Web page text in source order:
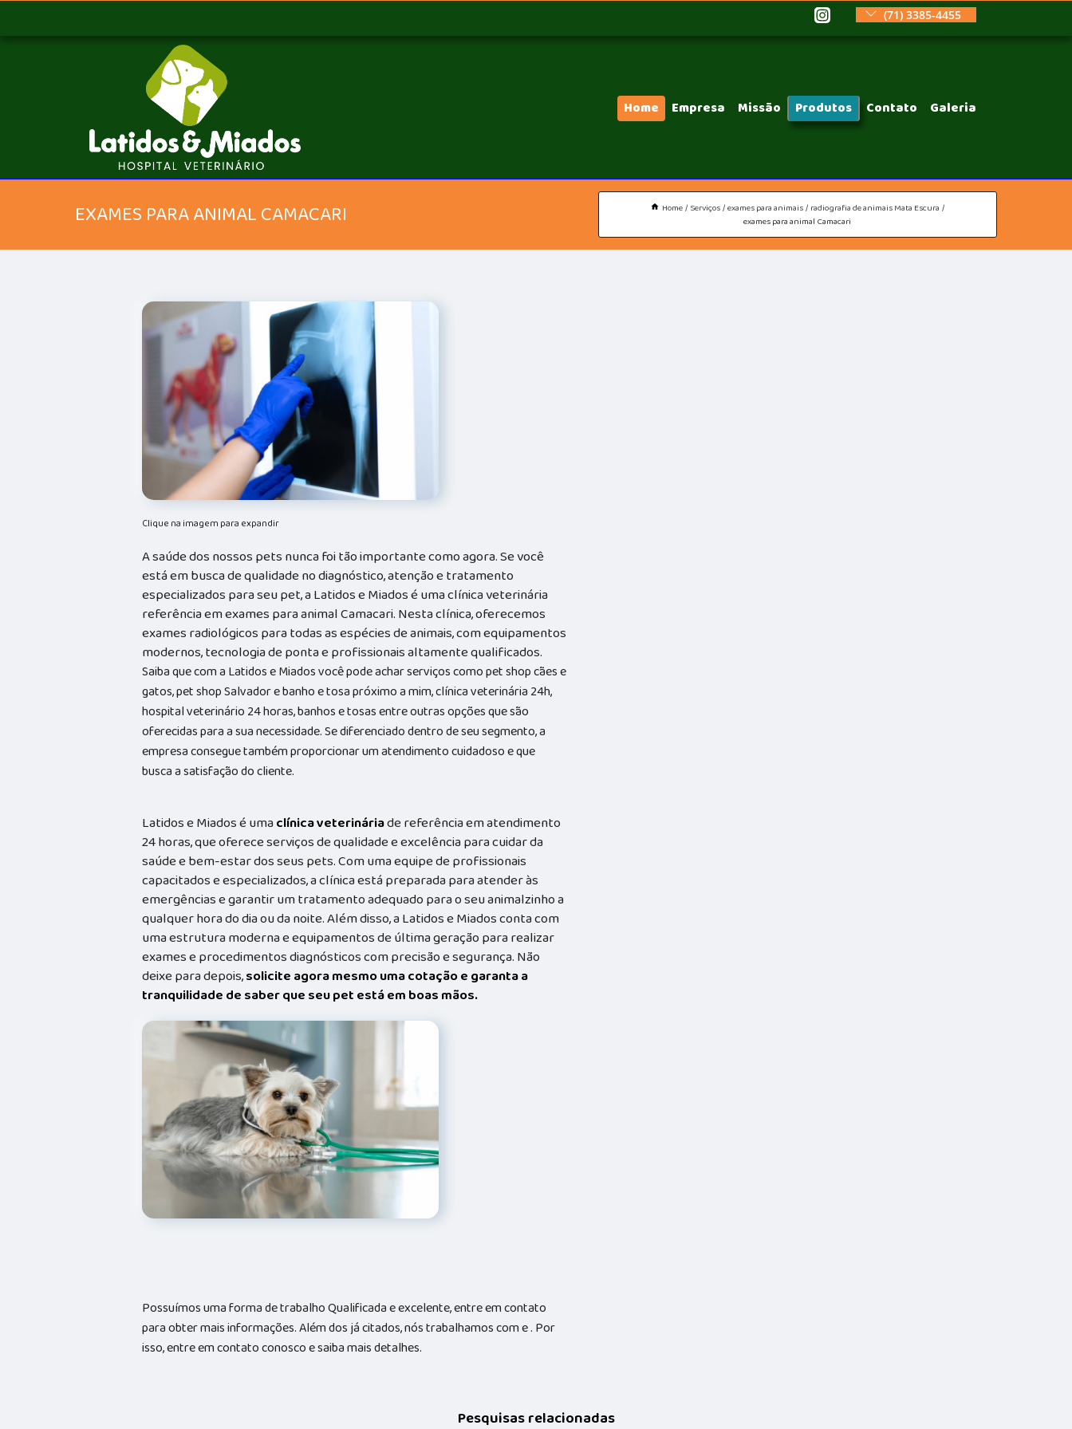
(71) 3385-4455
Home Empresa Missão Produtos Contato Galeria
EXAMES PARA ANIMAL CAMACARI Home Serviços exames para animais radiografia de animais Mata Escura
exames para animal Camacari
Clique na imagem para expandir
A saúde dos nossos pets nunca foi tão importante como agora. Se você
está em busca de qualidade no diagnóstico, atenção e tratamento
especializados para seu pet, a Latidos e Miados é uma clínica veterinária
referência em exames para animal Camacari. Nesta clínica, oferecemos
exames radiológicos para todas as espécies de animais, com equipamentos
modernos, tecnologia de ponta e profissionais altamente qualificados.
Saiba que com a Latidos e Miados você pode achar serviços como pet shop cães e
gatos, pet shop Salvador e banho e tosa próximo a mim, clínica veterinária 24h,
hospital veterinário 24 horas, banhos e tosas entre outras opções que são
oferecidas para a sua necessidade. Se diferenciado dentro de seu segmento, a
empresa consegue também proporcionar um atendimento cuidadoso e que
busca a satisfação do cliente.
Latidos e Miados é umaclínica veterináriade referência em atendimento
24 horas, que oferece serviços de qualidade e excelência para cuidar da
saúde e bem-estar dos seus pets. Com uma equipe de profissionais
capacitados e especializados, a clínica está preparada para atender às
emergências e garantir um tratamento adequado para o seu animalzinho a
qualquer hora do dia ou da noite. Além disso, a Latidos e Miados conta com
uma estrutura moderna e equipamentos de última geração para realizar
exames e procedimentos diagnósticos com precisão e segurança. Não
deixe para depois,solicite agora mesmo uma cotação e garanta a
tranquilidade de saber que seu pet está em boas mãos.
Possuímos uma forma de trabalho Qualificada e excelente, entre em contato
para obter mais informações. Além dos já citados, nós trabalhamos com e . Por
isso, entre em contato conosco e saiba mais detalhes.
Pesquisas relacionadas